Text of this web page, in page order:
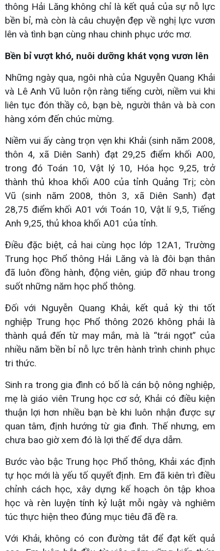
thông Hải Lăng không chỉ là kết quả của sự nỗ lực
bền bỉ, mà còn là câu chuyện đẹp về nghị lực vươn
lên và tình bạn cùng nhau chinh phục ước mơ.
Bền bỉ vượt khó, nuôi dưỡng khát vọng vươn lên
Những ngày qua, ngôi nhà của Nguyễn Quang Khải
và Lê Anh Vũ luôn rộn ràng tiếng cười, niềm vui khi
liên tục đón thầy cô, bạn bè, người thân và bà con
hàng xóm đến chúc mừng.
Niềm vui ấy càng trọn vẹn khi Khải (sinh năm 2008,
thôn 4, xã Diên Sanh) đạt 29,25 điểm khối A00,
trong đó Toán 10, Vật lý 10, Hóa học 9,25, trở
thành thủ khoa khối A00 của tỉnh Quảng Trị; còn
Vũ (sinh năm 2008, thôn 3, xã Diên Sanh) đạt
28,75 điểm khối A01 với Toán 10, Vật lí 9,5, Tiếng
Anh 9,25, thủ khoa khối A01 của tỉnh.
Điều đặc biệt, cả hai cùng học lớp 12A1, Trường
Trung học Phổ thông Hải Lăng và là đôi bạn thân
đã luôn đồng hành, động viên, giúp đỡ nhau trong
suốt những năm học phổ thông.
Đối với Nguyễn Quang Khải, kết quả kỳ thi tốt
nghiệp Trung học Phổ thông 2026 không phải là
thành quả đến từ may mắn, mà là “trái ngọt” của
nhiều năm bền bỉ nỗ lực trên hành trình chinh phục
tri thức.
Sinh ra trong gia đình có bố là cán bộ nông nghiệp,
mẹ là giáo viên Trung học cơ sở, Khải có điều kiện
thuận lợi hơn nhiều bạn bè khi luôn nhận được sự
quan tâm, định hướng từ gia đình. Thế nhưng, em
chưa bao giờ xem đó là lợi thế để dựa dẫm.
Bước vào bậc Trung học Phổ thông, Khải xác định
tự học mới là yếu tố quyết định. Em đã kiên trì điều
chỉnh cách học, xây dựng kế hoạch ôn tập khoa
học và rèn luyện tính kỷ luật mỗi ngày và nghiêm
túc thực hiện theo đúng mục tiêu đã đề ra.
Với Khải, không có con đường tắt để đạt kết quả